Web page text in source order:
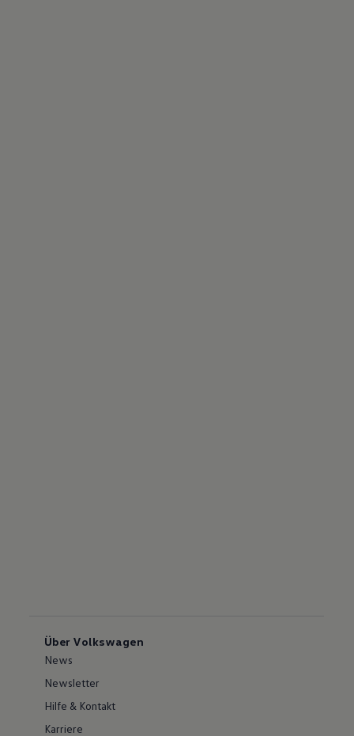
Über Volkswagen
News
Newsletter
Hilfe & Kontakt
Karriere